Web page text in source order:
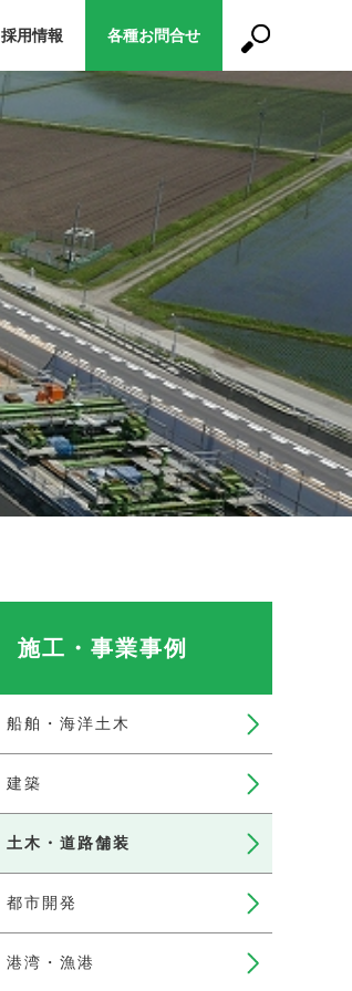
採用情報 各種お問合せ
施工・事業事例
船舶・海洋土木
建築
土木・道路舗装
都市開発
港湾・漁港